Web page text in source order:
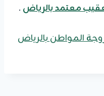
معتمد بالرياض .
المواطن بالرياض